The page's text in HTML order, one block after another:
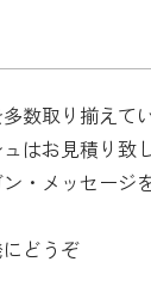
数取り揃えて
はお見積り致
・メッセージ
どうぞ